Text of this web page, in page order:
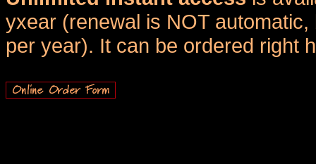
yxear (renewal is NOT
per year). It can be ordered right